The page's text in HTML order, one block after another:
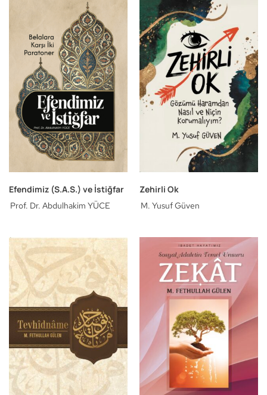
Efendimiz (S.A.S.) ve İstiğfar
Prof. Dr. Abdulhakim YÜCE
Zehirli Ok
M. Yusuf Güven